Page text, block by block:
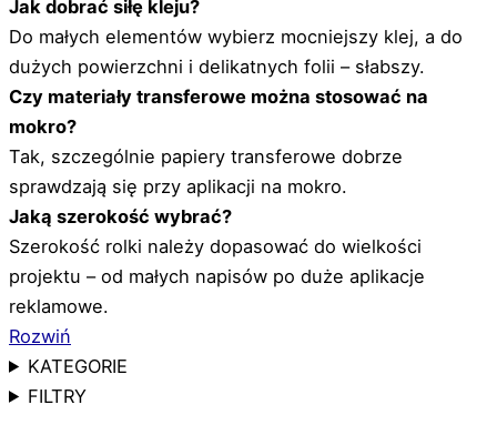
Jak dobrać siłę kleju?
Do małych elementów wybierz mocniejszy klej, a do
dużych powierzchni i delikatnych folii – słabszy.
Czy materiały transferowe można stosować na
mokro?
Tak, szczególnie papiery transferowe dobrze
sprawdzają się przy aplikacji na mokro.
Jaką szerokość wybrać?
Szerokość rolki należy dopasować do wielkości
projektu – od małych napisów po duże aplikacje
reklamowe.
Rozwiń
KATEGORIE
FILTRY